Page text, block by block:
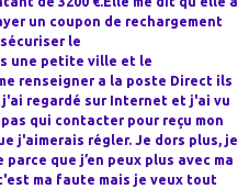
un coupon de rechargement
le
une petite ville et le
renseigner a la poste Direct ils
regardé sur Internet et j'ai vu
qui contacter pour reçu mon
j'aimerais régler. Je dors plus, je
que j’en peux plus avec ma
ma faute mais je veux tout